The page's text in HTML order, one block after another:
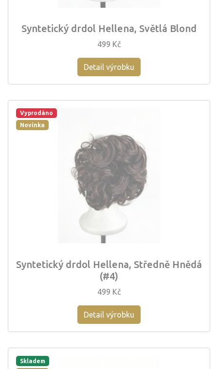
Syntetický drdol Hellena, Světlá Blond
499 Kč
Detail výrobku
Vyprodáno
Novinka
Syntetický drdol Hellena, Středně Hnědá
(#4)
499 Kč
Detail výrobku
Skladem